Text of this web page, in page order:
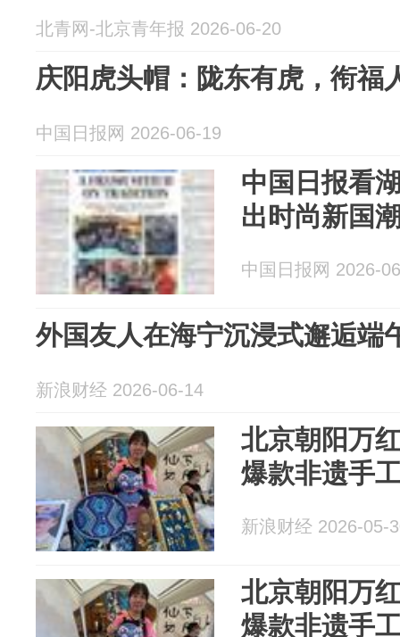
北青网-北京青年报 2026-06-20
庆阳虎头帽：陇东有虎，衔福
中国日报网 2026-06-19
中国日报看
出时尚新国
中国日报网 2026-
外国友人在海宁沉浸式邂逅端
新浪财经 2026-06-14
北京朝阳万
爆款非遗手
新浪财经 2026-05-
北京朝阳万
爆款非遗手